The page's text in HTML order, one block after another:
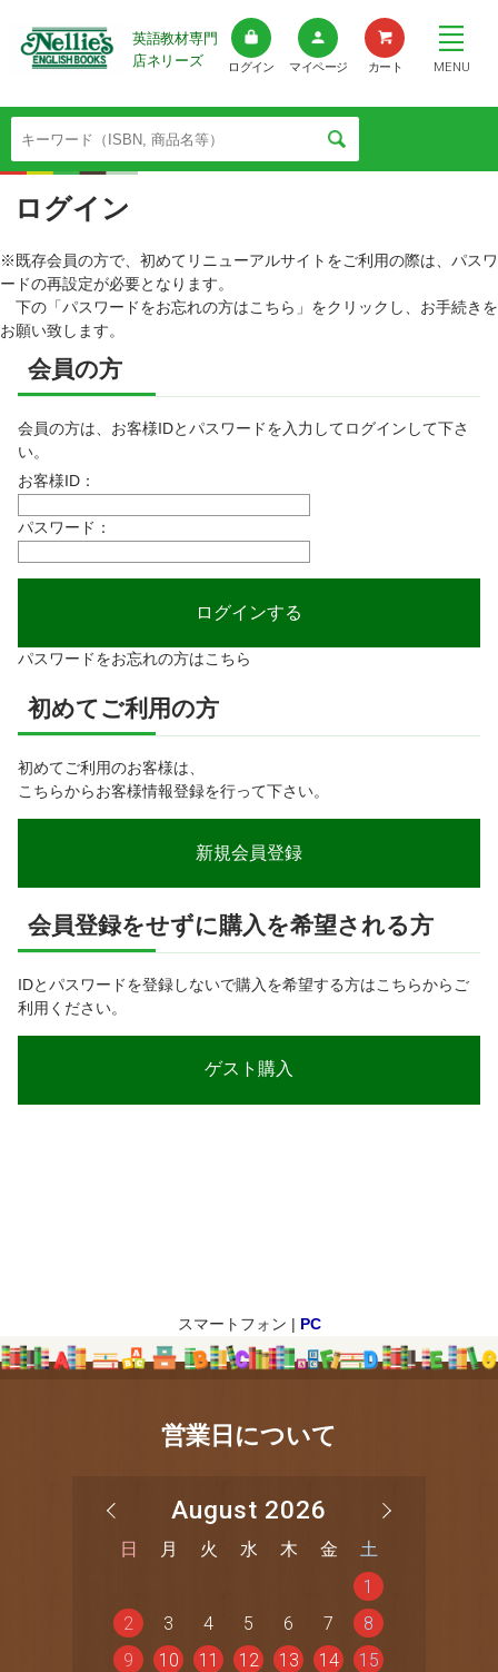
英語教材専門
店ネリーズ
ログイン マイページ カート MENU
ログイン
※既存会員の方で、初めてリニューアルサイトをご利用の際は、パスワ
ードの再設定が必要となります。
下の「パスワードをお忘れの方はこちら」をクリックし、お手続きを
お願い致します。
会員の方
会員の方は、お客様IDとパスワードを入力してログインして下さ
い。
お客様ID：
パスワード：
パスワードをお忘れの方はこちら
初めてご利用の方
初めてご利用のお客様は、
こちらからお客様情報登録を行って下さい。
会員登録をせずに購入を希望される方
IDとパスワードを登録しないで購入を希望する方はこちらからご
利用ください。
スマートフォン | PC
営業日について
August 2026
日 月 火 水 木 金
土
1
2
3 4 5 6 7
8
9
10 11 12 13 14
15